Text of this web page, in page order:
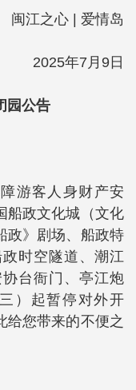
闽江之心 | 爱情岛
2025年7月9日
园公告
游客人身财产安
船政文化城（文化
政》剧场、船政特
时空隧道、潮江
台衙门、亭江炮
）起暂停对外开
给您带来的不便之